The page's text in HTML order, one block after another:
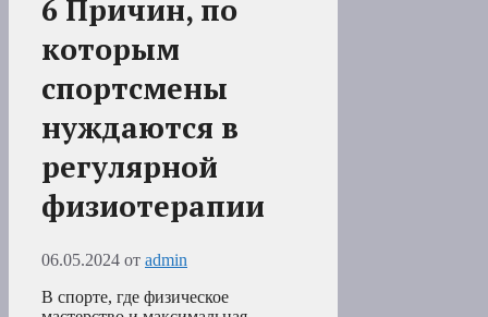
6 Причин, по
которым
спортсмены
нуждаются в
регулярной
физиотерапии
06.05.2024 от admin
В спорте, где физическое